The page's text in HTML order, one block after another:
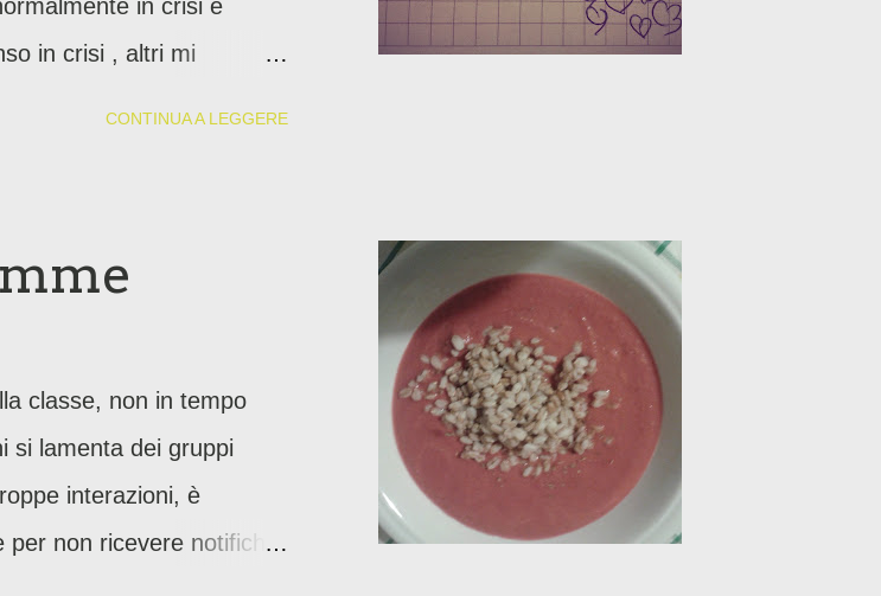
in crisi e
in crisi , altri mi
CONTINUA A LEGGERE
classe, non in tempo
si lamenta dei gruppi
interazioni, è
per non ricevere notifiche,